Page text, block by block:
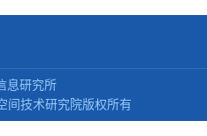
息研究所
间技术研究院版权所有